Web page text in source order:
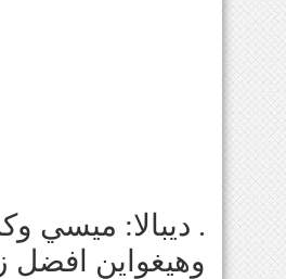
. ديبالا: ميسي
وهيغواين افضل